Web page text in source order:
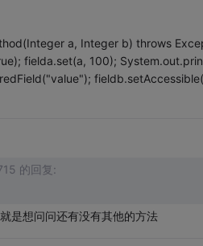
a, Integer b) throws
fielda.set(a, 100);
的回复:
是想问问还有没有其他的方法